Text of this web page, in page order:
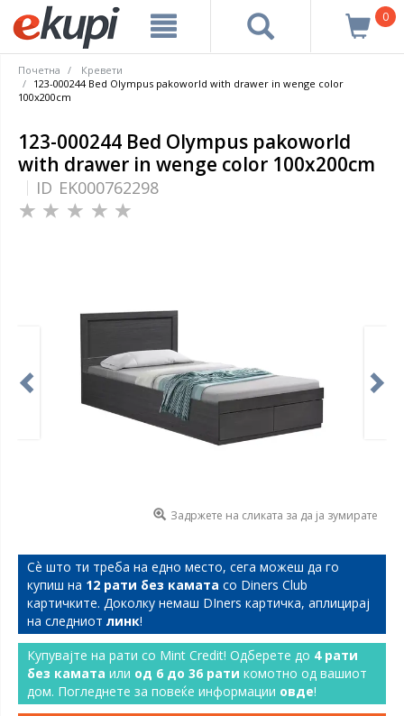
0
Почетна
Кревети
123-000244 Bed Olympus pakoworld with drawer in wenge color
100x200cm
123-000244 Bed Olympus pakoworld
with drawer in wenge color 100x200cm
ID EK000762298
Задржете на сликата за да ја зумирате
Сѐ што ти треба на едно место, сега можеш да го
купиш на 12 рати без камата со Diners Club
картичките. Доколку немаш DIners картичка, аплицирај
на следниот линк!
Купувајте на рати со Mint Credit! Одберете до 4 рати
без камата или од 6 до 36 рати комотно од вашиот
дом. Погледнете за повеќе информации овде!